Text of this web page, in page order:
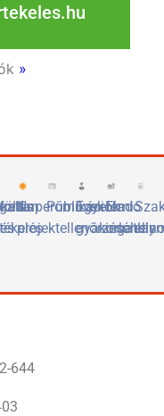
»
Naperőművek
projektellenőrzése
Publikációk
Egyetemi
gyakorlóhely
Eladó
644